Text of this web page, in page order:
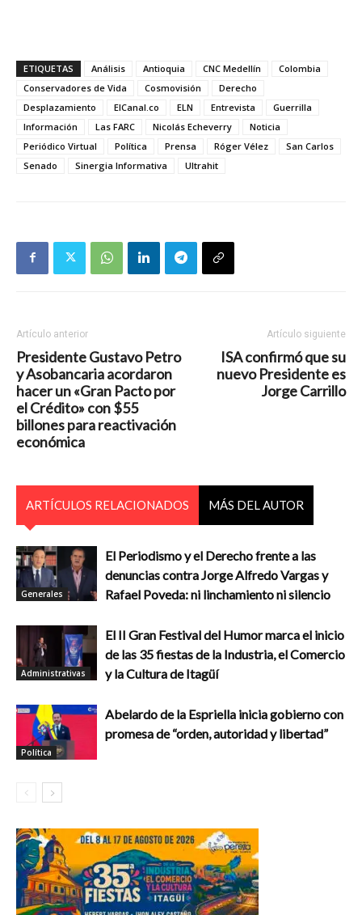
ETIQUETAS Análisis Antioquia CNC Medellín
Colombia
Conservadores de Vida
Cosmovisión
Derecho
Desplazamiento
ElCanal.co ELN Entrevista
Guerrilla
Información
Las FARC Nicolás Echeverry
Noticia
Periódico Virtual
Política Prensa Róger Vélez
San Carlos
Senado
Sinergia Informativa Ultrahit
Artículo anterior
Presidente Gustavo Petro
y Asobancaria acordaron
hacer un «Gran Pacto por
el Crédito» con $55
billones para reactivación
económica
Artículo siguiente
ISA confirmó que su
nuevo Presidente es
Jorge Carrillo
ARTÍCULOS RELACIONADOS MÁS DEL AUTOR
Generales
El Periodismo y el Derecho frente a las
denuncias contra Jorge Alfredo Vargas y
Rafael Poveda: ni linchamiento ni silencio
Administrativas
El II Gran Festival del Humor marca el inicio
de las 35 fiestas de la Industria, el Comercio
y la Cultura de Itagüí
Política
Abelardo de la Espriella inicia gobierno con
promesa de “orden, autoridad y libertad”